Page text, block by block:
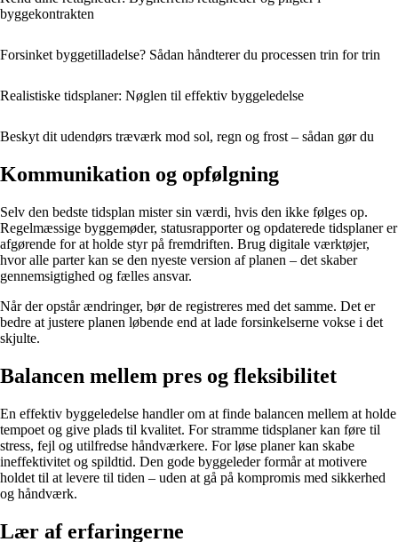
byggekontrakten
Forsinket byggetilladelse? Sådan håndterer du processen trin for trin
Realistiske tidsplaner: Nøglen til effektiv byggeledelse
Beskyt dit udendørs træværk mod sol, regn og frost – sådan gør du
Kommunikation og opfølgning
Selv den bedste tidsplan mister sin værdi, hvis den ikke følges op.
Regelmæssige byggemøder, statusrapporter og opdaterede tidsplaner er
afgørende for at holde styr på fremdriften. Brug digitale værktøjer,
hvor alle parter kan se den nyeste version af planen – det skaber
gennemsigtighed og fælles ansvar.
Når der opstår ændringer, bør de registreres med det samme. Det er
bedre at justere planen løbende end at lade forsinkelserne vokse i det
skjulte.
Balancen mellem pres og fleksibilitet
En effektiv byggeledelse handler om at finde balancen mellem at holde
tempoet og give plads til kvalitet. For stramme tidsplaner kan føre til
stress, fejl og utilfredse håndværkere. For løse planer kan skabe
ineffektivitet og spildtid. Den gode byggeleder formår at motivere
holdet til at levere til tiden – uden at gå på kompromis med sikkerhed
og håndværk.
Lær af erfaringerne